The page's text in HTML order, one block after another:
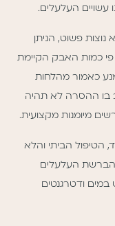
עשויים העלעלים.
פשוט, הניתן
כמות האבק הקיימת
כאמור מהלחות
בו ההסרה לא תהיה
מיומנות מקצועית.
הביתי והלא
העלעלים
ודטרגנטים